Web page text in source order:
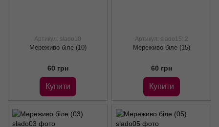
Артикул: slado10
Мереживо біле (10)
60 грн
Купити
Артикул: slado15::2
Мереживо біле (15)
60 грн
Купити